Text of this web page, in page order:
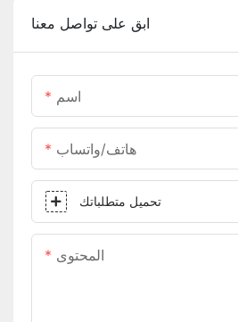
ابق على تواصل معنا
اسم
هاتف/واتساب
تحميل متطلباتك
المحتوى